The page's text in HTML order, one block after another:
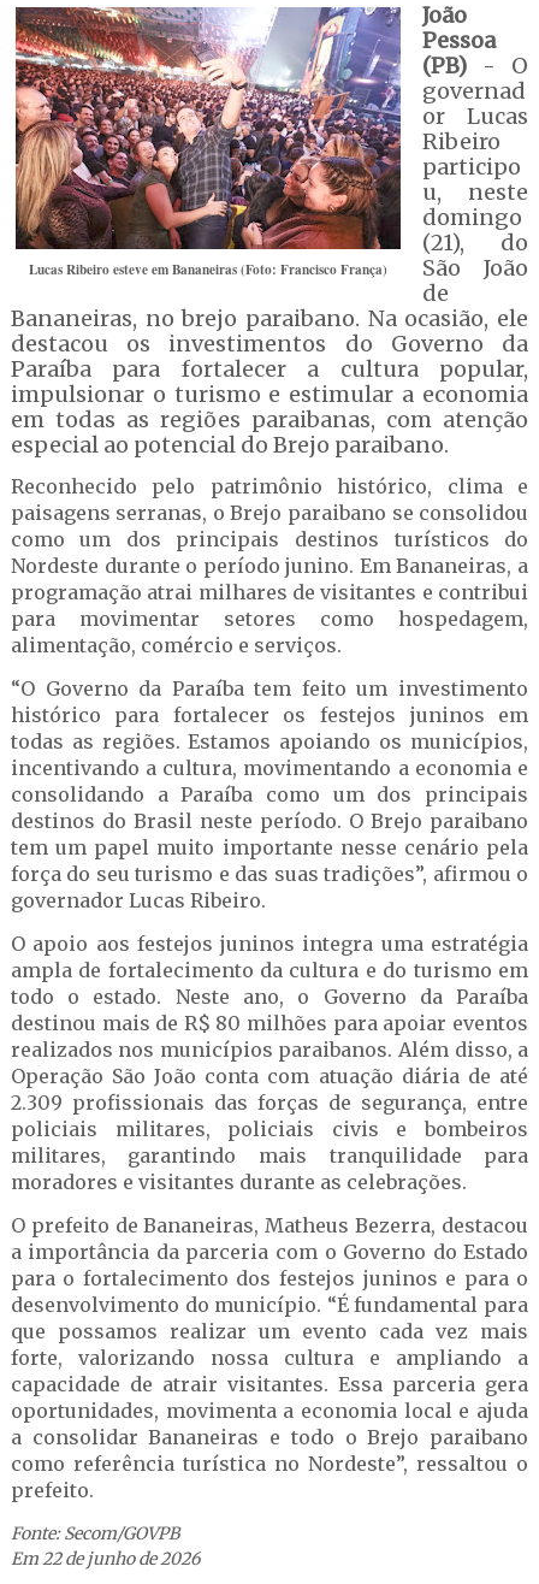
Lucas Ribeiro esteve em Bananeiras (Foto: Francisco França)
João
Pessoa
(PB)- O
governad
or Lucas
Ribeiro
participo
u, neste
domingo
(21), do
São João
de
Bananeiras, no brejo paraibano. Na ocasião, ele
destacou os investimentos do Governo da
Paraíba para fortalecer a cultura popular,
impulsionar o turismo e estimular a economia
em todas as regiões paraibanas, com atenção
especial ao potencial do Brejo paraibano.
Reconhecido pelo patrimônio histórico, clima e
paisagens serranas, o Brejo paraibano se consolidou
como um dos principais destinos turísticos do
Nordeste durante o período junino. Em Bananeiras, a
programação atrai milhares de visitantes e contribui
para movimentar setores como hospedagem,
alimentação, comércio e serviços.
“O Governo da Paraíba tem feito um investimento
histórico para fortalecer os festejos juninos em
todas as regiões. Estamos apoiando os municípios,
incentivando a cultura, movimentando a economia e
consolidando a Paraíba como um dos principais
destinos do Brasil neste período. O Brejo paraibano
tem um papel muito importante nesse cenário pela
força do seu turismo e das suas tradições”, afirmou o
governador Lucas Ribeiro.
O apoio aos festejos juninos integra uma estratégia
ampla de fortalecimento da cultura e do turismo em
todo o estado. Neste ano, o Governo da Paraíba
destinou mais de R$ 80 milhões para apoiar eventos
realizados nos municípios paraibanos. Além disso, a
Operação São João conta com atuação diária de até
2.309 profissionais das forças de segurança, entre
policiais militares, policiais civis e bombeiros
militares, garantindo mais tranquilidade para
moradores e visitantes durante as celebrações.
O prefeito de Bananeiras, Matheus Bezerra, destacou
a importância da parceria com o Governo do Estado
para o fortalecimento dos festejos juninos e para o
desenvolvimento do município. “É fundamental para
que possamos realizar um evento cada vez mais
forte, valorizando nossa cultura e ampliando a
capacidade de atrair visitantes. Essa parceria gera
oportunidades, movimenta a economia local e ajuda
a consolidar Bananeiras e todo o Brejo paraibano
como referência turística no Nordeste”, ressaltou o
prefeito.
Fonte: Secom/GOVPB
Em 22 de junho de 2026